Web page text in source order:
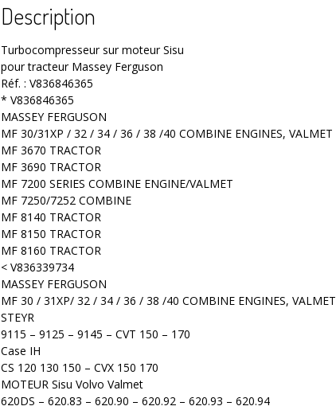
Description
Turbocompresseur sur moteur Sisu
pour tracteur Massey Ferguson
Réf. : V836846365
* V836846365
MASSEY FERGUSON
MF 30/31XP / 32 / 34 / 36 / 38 /40 COMBINE ENGINES, VALMET
MF 3670 TRACTOR
MF 3690 TRACTOR
MF 7200 SERIES COMBINE ENGINE/VALMET
MF 7250/7252 COMBINE
MF 8140 TRACTOR
MF 8150 TRACTOR
MF 8160 TRACTOR
< V836339734
MASSEY FERGUSON
MF 30 / 31XP/ 32 / 34 / 36 / 38 /40 COMBINE ENGINES, VALMET
STEYR
9115 – 9125 – 9145 – CVT 150 – 170
Case IH
CS 120 130 150 – CVX 150 170
MOTEUR Sisu Volvo Valmet
620DS – 620.83 – 620.90 – 620.92 – 620.93 – 620.94